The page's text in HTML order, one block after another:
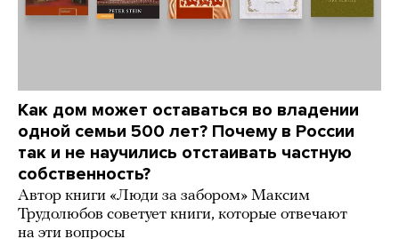
Как дом может оставаться во владении
одной семьи 500 лет? Почему в России
так и не научились отстаивать частную
собственность?
Автор книги «Люди за забором» Максим
Трудолюбов советует книги, которые отвечают
на эти вопросы